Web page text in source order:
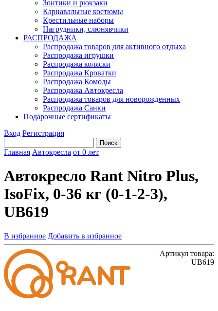
Зонтики и рюкзаки
Карнавальные костюмы
Крестильные наборы
Нагрудники, слюнявчики
РАСПРОДАЖА
Распродажа товаров для активного отдыха
Распродажа игрушки
Распродажа коляски
Распродажа Кроватки
Распродажа Комоды
Распродажа Автокресла
Распродажа товаров для новорожденных
Распродажа Санки
Подарочные сертификаты
Вход Регистрация
Главная Автокресла от 0 лет
Автокресло Rant Nitro Plus,
IsoFix, 0-36 кг (0-1-2-3),
UB619
В избранное Добавить в избранное
Артикул товара:
UB619